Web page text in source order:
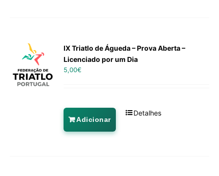
IX Triatlo de Águeda – Prova Aberta –
Licenciado por um Dia
5,00€
Adicionar
Detalhes